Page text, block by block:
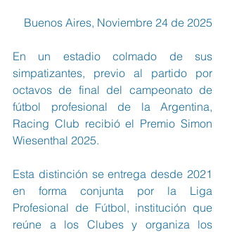
Buenos Aires, Noviembre 24 de 2025
En un estadio colmado de sus
simpatizantes, previo al partido por
octavos de final del campeonato de
fútbol profesional de la Argentina,
Racing Club recibió el Premio Simon
Wiesenthal 2025.
Esta distinción se entrega desde 2021
en forma conjunta por la Liga
Profesional de Fútbol, institución que
reúne a los Clubes y organiza los